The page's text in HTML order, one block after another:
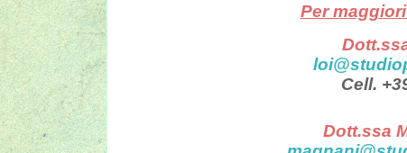
Per
Cell.
Dott.ssa